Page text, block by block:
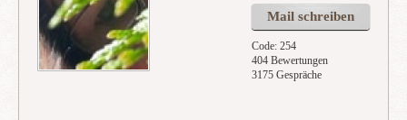
Mail schreiben
Code: 254
404 Bewertungen
3175 Gespräche